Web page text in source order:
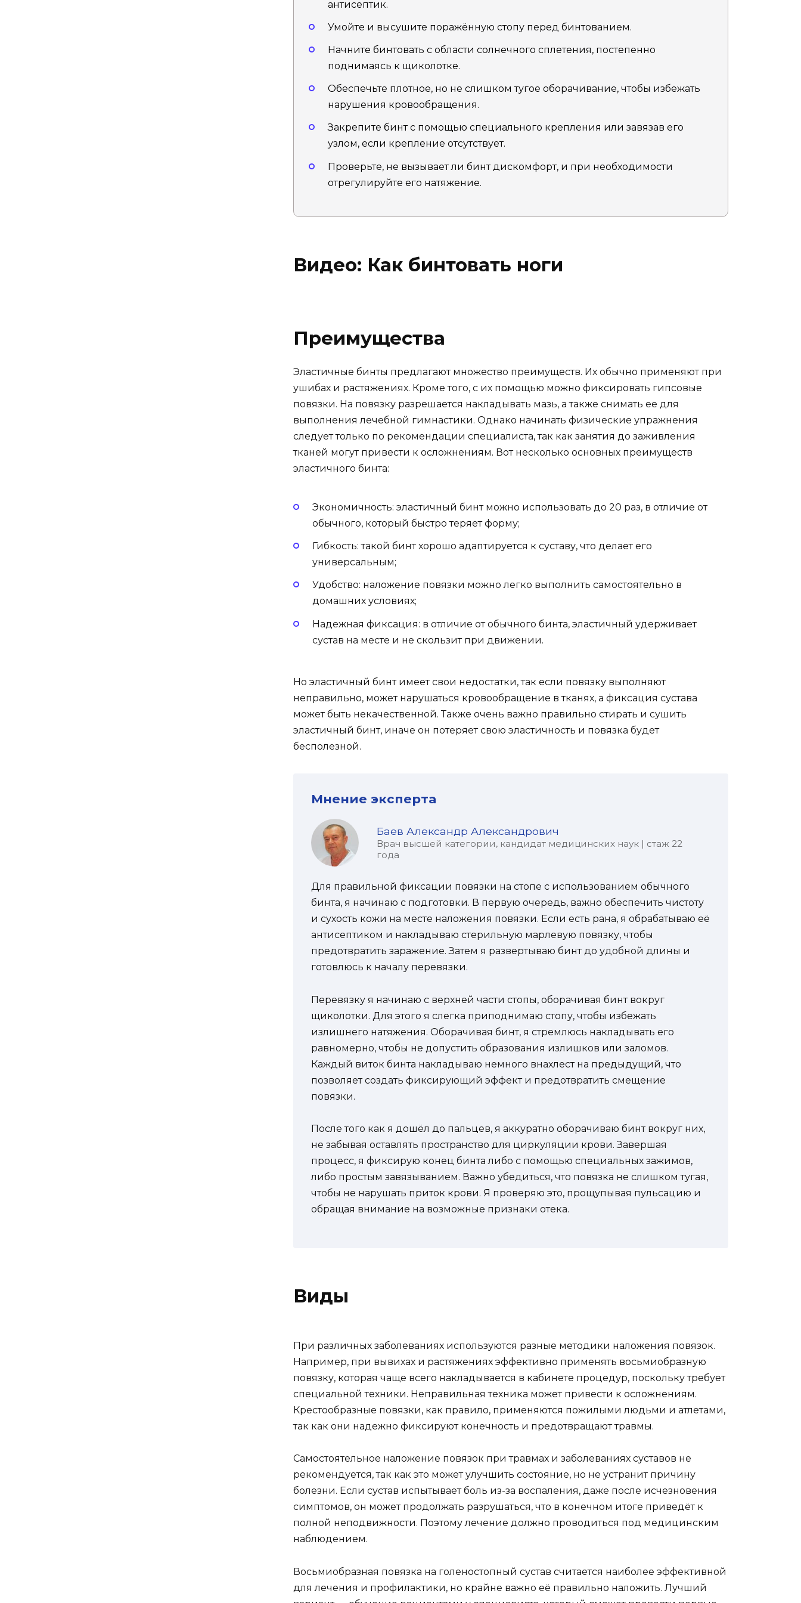
антисептик.
Умойте и высушите поражённую стопу перед бинтованием.
Начните бинтовать с области солнечного сплетения, постепенно
поднимаясь к щиколотке.
Обеспечьте плотное, но не слишком тугое оборачивание, чтобы избежать
нарушения кровообращения.
Закрепите бинт с помощью специального крепления или завязав его
узлом, если крепление отсутствует.
Проверьте, не вызывает ли бинт дискомфорт, и при необходимости
отрегулируйте его натяжение.
Видео: Как бинтовать ноги
Преимущества
Эластичные бинты предлагают множество преимуществ. Их обычно применяют при
ушибах и растяжениях. Кроме того, с их помощью можно фиксировать гипсовые
повязки. На повязку разрешается накладывать мазь, а также снимать ее для
выполнения лечебной гимнастики. Однако начинать физические упражнения
следует только по рекомендации специалиста, так как занятия до заживления
тканей могут привести к осложнениям. Вот несколько основных преимуществ
эластичного бинта:
Экономичность: эластичный бинт можно использовать до 20 раз, в отличие от
обычного, который быстро теряет форму;
Гибкость: такой бинт хорошо адаптируется к суставу, что делает его
универсальным;
Удобство: наложение повязки можно легко выполнить самостоятельно в
домашних условиях;
Надежная фиксация: в отличие от обычного бинта, эластичный удерживает
сустав на месте и не скользит при движении.
Но эластичный бинт имеет свои недостатки, так если повязку выполняют
неправильно, может нарушаться кровообращение в тканях, а фиксация сустава
может быть некачественной. Также очень важно правильно стирать и сушить
эластичный бинт, иначе он потеряет свою эластичность и повязка будет
бесполезной.
Мнение эксперта
Баев Александр Александрович
Врач высшей категории, кандидат медицинских наук | стаж 22
года
Для правильной фиксации повязки на стопе с использованием обычного
бинта, я начинаю с подготовки. В первую очередь, важно обеспечить чистоту
и сухость кожи на месте наложения повязки. Если есть рана, я обрабатываю её
антисептиком и накладываю стерильную марлевую повязку, чтобы
предотвратить заражение. Затем я развертываю бинт до удобной длины и
готовлюсь к началу перевязки.
Перевязку я начинаю с верхней части стопы, оборачивая бинт вокруг
щиколотки. Для этого я слегка приподнимаю стопу, чтобы избежать
излишнего натяжения. Оборачивая бинт, я стремлюсь накладывать его
равномерно, чтобы не допустить образования излишков или заломов.
Каждый виток бинта накладываю немного внахлест на предыдущий, что
позволяет создать фиксирующий эффект и предотвратить смещение
повязки.
После того как я дошёл до пальцев, я аккуратно оборачиваю бинт вокруг них,
не забывая оставлять пространство для циркуляции крови. Завершая
процесс, я фиксирую конец бинта либо с помощью специальных зажимов,
либо простым завязыванием. Важно убедиться, что повязка не слишком тугая,
чтобы не нарушать приток крови. Я проверяю это, прощупывая пульсацию и
обращая внимание на возможные признаки отека.
Виды
При различных заболеваниях используются разные методики наложения повязок.
Например, при вывихах и растяжениях эффективно применять восьмиобразную
повязку, которая чаще всего накладывается в кабинете процедур, поскольку требует
специальной техники. Неправильная техника может привести к осложнениям.
Крестообразные повязки, как правило, применяются пожилыми людьми и атлетами,
так как они надежно фиксируют конечность и предотвращают травмы.
Самостоятельное наложение повязок при травмах и заболеваниях суставов не
рекомендуется, так как это может улучшить состояние, но не устранит причину
болезни. Если сустав испытывает боль из-за воспаления, даже после исчезновения
симптомов, он может продолжать разрушаться, что в конечном итоге приведёт к
полной неподвижности. Поэтому лечение должно проводиться под медицинским
наблюдением.
Восьмиобразная повязка на голеностопный сустав считается наиболее эффективной
для лечения и профилактики, но крайне важно её правильно наложить. Лучший